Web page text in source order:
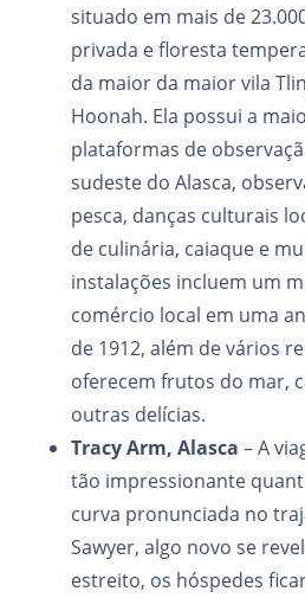
situado em mais de
privada e floresta
da maior da maior vila
Hoonah. Ela possui a
plataformas de
sudeste do Alasca,
pesca, danças culturais
de culinária, caiaque e
instalações incluem um
comércio local em uma
de 1912, além de vários
oferecem frutos do mar,
outras delícias.
Tracy Arm, Alasca – A
tão impressionante
curva pronunciada no
Sawyer, algo novo se
estreito, os hóspedes